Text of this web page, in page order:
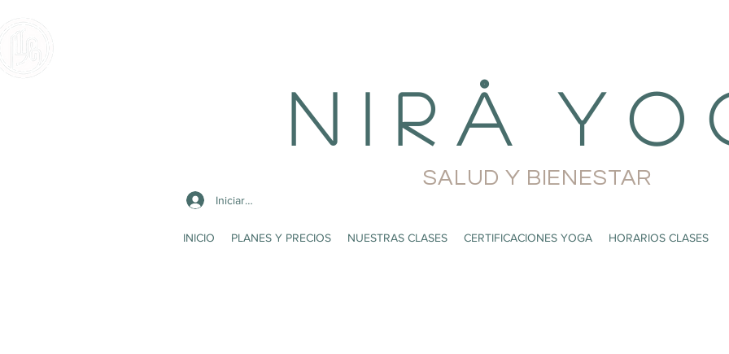
N i r å Y o
Iniciar sesión
INICIO PLANES Y PRECIOS NUESTRAS CLASES CERTIFICACIONES YOGA HORARIOS CLASES
SALUD Y BIENESTAR